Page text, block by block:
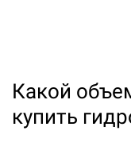
Какой
купить